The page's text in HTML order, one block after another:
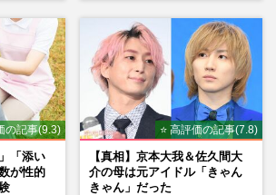
の記事(9.3)
「添い
が性的
⭐ 高評価の記事(7.8)
【真相】京本大我＆佐久間大
介の母は元アイドル「きゃん
きゃん」だった